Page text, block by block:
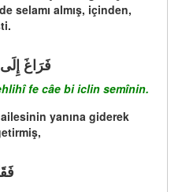
selamı almış, içinden,
فَرَاغَ
fe câe bi iclin semînin.
yanına giderek